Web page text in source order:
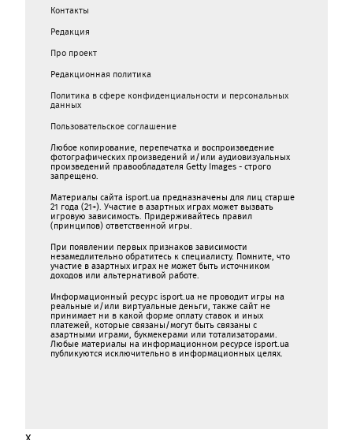
Контакты
Редакция
Про проект
Редакционная политика
Политика в сфере конфиденциальности и персональных
данных
Пользовательское соглашение
Любое копирование, перепечатка и воспроизведение
фотографических произведений и/или аудиовизуальных
произведений правообладателя Getty Images - строго
запрещено.
Материалы сайта isport.ua предназначены для лиц старше
21 года (21+). Участие в азартных играх может вызвать
игровую зависимость. Придерживайтесь правил
(принципов) ответственной игры.
При появлении первых признаков зависимости
незамедлительно обратитесь к специалисту. Помните, что
участие в азартных играх не может быть источником
доходов или альтернативой работе.
Информационный ресурс isport.ua не проводит игры на
реальные и/или виртуальные деньги, также сайт не
принимает ни в какой форме oплaту ставок и иных
платежей, которые связаны/могут быть связаны c
азартными игрaми, букмекерами или тотализаторами.
Любые материалы на информационном ресурсе isport.ua
публикуютcя исключительно в информационных целях.